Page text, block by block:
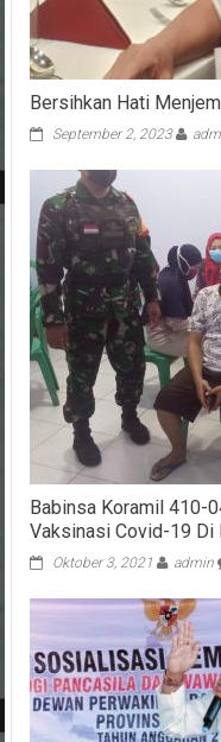
Bersihkan Hati
September 2, 2023
Babinsa Koramil 410-
Vaksinasi Covid-19 Di
Oktober 3, 2021 admin